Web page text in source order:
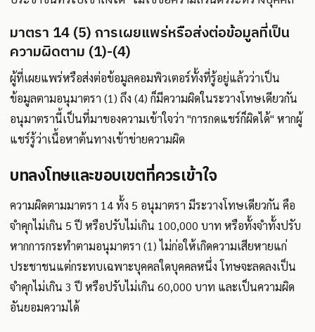
มาตรา 14 (5) การเผยแพร่หรือส่งต่อข้อมูลที่เป็น
ความผิดตาม (1)-(4)
ผู้ที่เผยแพร่หรือส่งต่อข้อมูลคอมพิวเตอร์ทั้งที่รู้อยู่แล้วว่าเป็น
ข้อมูลตามอนุมาตรา (1) ถึง (4) ก็มีความผิดในระวางโทษเดียวกัน
อนุมาตรานี้เป็นที่มาของความเข้าใจว่า "การกดแชร์ก็ผิดได้" หากผู้
แชร์รู้ว่าเนื้อหาต้นทางเข้าข่ายความผิด
บทลงโทษและขอบเขตที่ควรเข้าใจ
ความผิดตามมาตรา 14 ทั้ง 5 อนุมาตรา มีระวางโทษเดียวกัน คือ
จำคุกไม่เกิน 5 ปี หรือปรับไม่เกิน 100,000 บาท หรือทั้งจำทั้งปรับ
หากการกระทำตามอนุมาตรา (1) ไม่ก่อให้เกิดความเสียหายแก่
ประชาชนแต่กระทบเฉพาะบุคคลใดบุคคลหนึ่ง โทษจะลดลงเป็น
จำคุกไม่เกิน 3 ปี หรือปรับไม่เกิน 60,000 บาท และเป็นความผิด
อันยอมความได้